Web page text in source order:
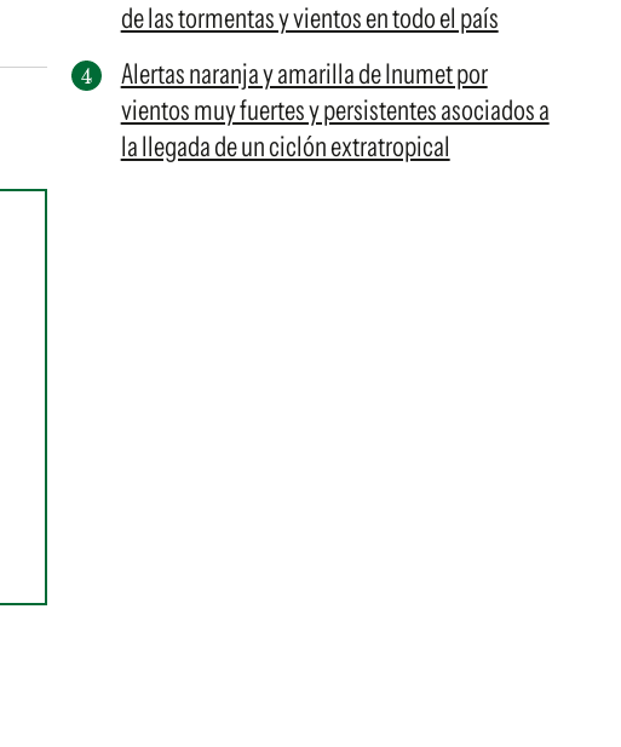
de las tormentas y vientos en todo el país
Alertas naranja y amarilla de Inumet por
vientos muy fuertes y persistentes asociados a
la llegada de un ciclón extratropical